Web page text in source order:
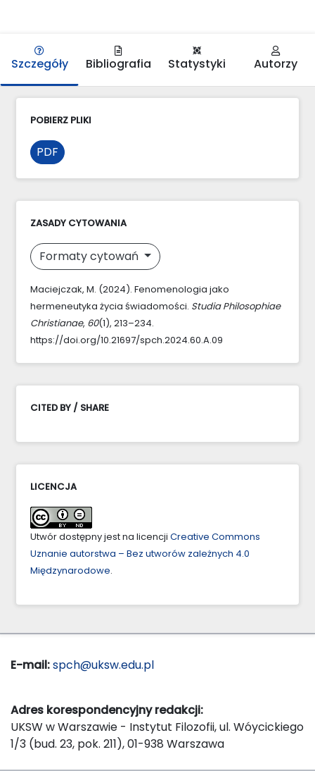
Szczegóły Bibliografia Statystyki Autorzy
POBIERZ PLIKI
PDF
ZASADY CYTOWANIA
Formaty cytowań
Maciejczak, M. (2024). Fenomenologia jako
hermeneutyka życia świadomości. Studia Philosophiae
Christianae, 60(1), 213–234.
https://doi.org/10.21697/spch.2024.60.A.09
CITED BY / SHARE
LICENCJA
Utwór dostępny jest na licencji Creative Commons
Uznanie autorstwa – Bez utworów zależnych 4.0
Międzynarodowe.
E-mail:spch@uksw.edu.pl
Adres korespondencyjny redakcji:
UKSW w Warszawie - Instytut Filozofii, ul. Wóycickiego
1/3 (bud. 23, pok. 211), 01-938 Warszawa